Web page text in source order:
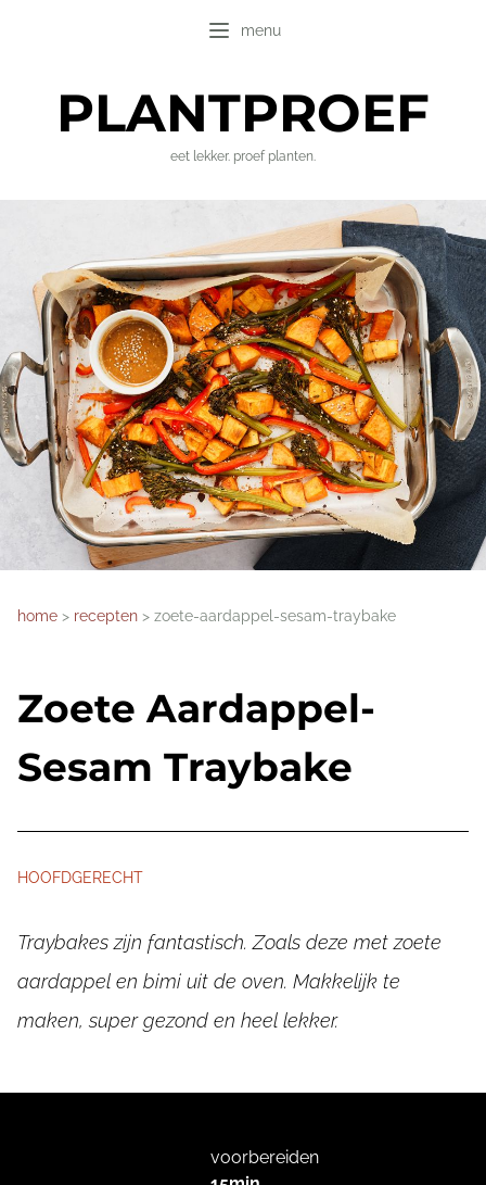
menu
PLANTPROEF
eet lekker. proef planten.
home recepten zoete-aardappel-sesam-traybake
Zoete Aardappel-
Sesam Traybake
HOOFDGERECHT
Traybakes zijn fantastisch. Zoals deze met zoete
aardappel en bimi uit de oven. Makkelijk te
maken, super gezond en heel lekker.
voorbereiden